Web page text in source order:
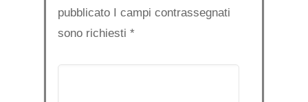
pubblicato I campi contrassegnati
sono richiesti *